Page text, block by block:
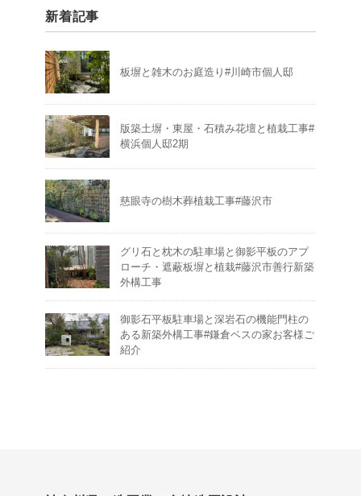
新着記事
板塀と雑木のお庭造り#川崎市個人邸
版築土塀・東屋・石積み花壇と植栽工事#
横浜個人邸2期
慈眼寺の樹木葬植栽工事#藤沢市
グリ石と枕木の駐車場と御影平板のアプ
ローチ・遮蔽板塀と植栽#藤沢市善行新築
外構工事
御影石平板駐車場と深岩石の機能門柱の
ある新築外構工事#鎌倉ベスの家お客様ご
紹介